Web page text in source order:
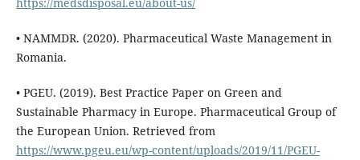
• NAMMDR. (2020). Pharmaceutical Waste Management in
Romania.
• PGEU. (2019). Best Practice Paper on Green and
Sustainable Pharmacy in Europe. Pharmaceutical Group of
the European Union. Retrieved from
https://www.pgeu.eu/wp-content/uploads/2019/11/PGEU-